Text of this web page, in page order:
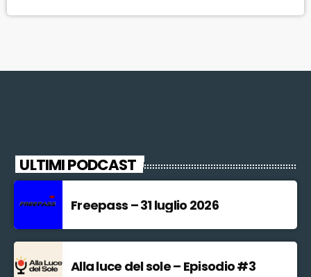
ULTIMI PODCAST
Freepass – 31 luglio 2026
Alla luce del sole – Episodio #3